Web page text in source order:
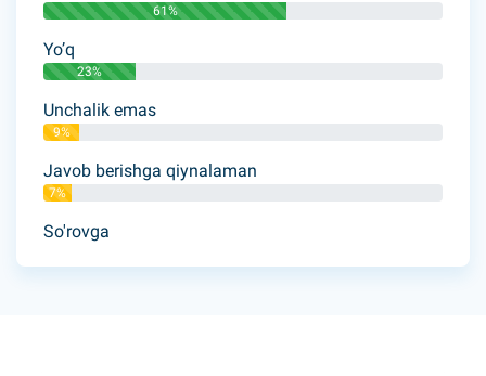
61%
Yo’q
23%
Unchalik emas
9%
Javob berishga qiynalaman
7%
So'rovga